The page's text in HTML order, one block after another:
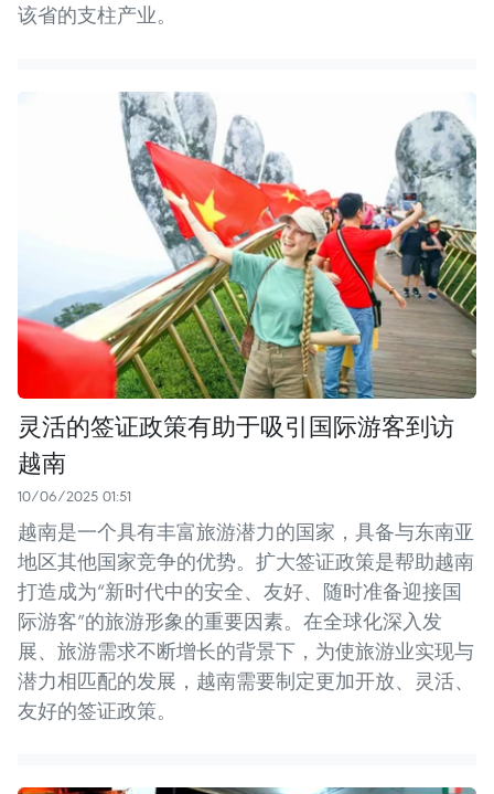
该省的支柱产业。
灵活的签证政策有助于吸引国际游客到访
越南
10/06/2025 01:51
越南是一个具有丰富旅游潜力的国家，具备与东南亚
地区其他国家竞争的优势。扩大签证政策是帮助越南
打造成为“新时代中的安全、友好、随时准备迎接国
际游客”的旅游形象的重要因素。在全球化深入发
展、旅游需求不断增长的背景下，为使旅游业实现与
潜力相匹配的发展，越南需要制定更加开放、灵活、
友好的签证政策。